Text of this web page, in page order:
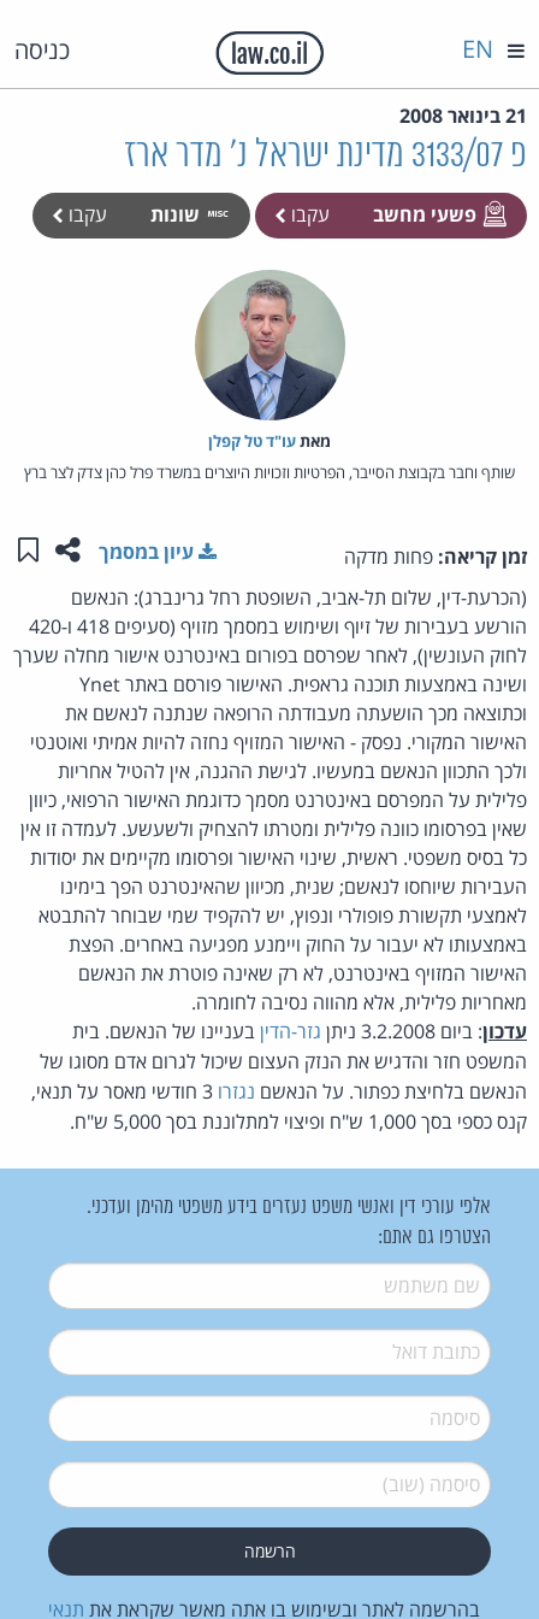
כניסה EN
21 בינואר 2008
פ 3133/07 מדינת ישראל נ' מדר ארז
פשעי מחשב עקבו שונות עקבו
מאת‏עו"ד טל קפלן
שותף וחבר בקבוצת הסייבר, הפרטיות וזכויות היוצרים במשרד פרל כהן צדק לצר ברץ
זמן קריאה: פחות מדקה שתפו
עיון במסמך
(הכרעת-דין, שלום תל-אביב, השופטת רחל גרינברג): הנאשם
הורשע בעבירות של זיוף ושימוש במסמך מזויף (סעיפים 418 ו-420
לחוק העונשין), לאחר שפרסם בפורום באינטרנט אישור מחלה שערך
ושינה באמצעות תוכנה גראפית. האישור פורסם באתר Ynet
וכתוצאה מכך הושעתה מעבודתה הרופאה שנתנה לנאשם את
האישור המקורי. נפסק - האישור המזויף נחזה להיות אמיתי ואוטנטי
ולכך התכוון הנאשם במעשיו. לגישת ההגנה, אין להטיל אחריות
פלילית על המפרסם באינטרנט מסמך כדוגמת האישור הרפואי, כיוון
שאין בפרסומו כוונה פלילית ומטרתו להצחיק ולשעשע. לעמדה זו אין
כל בסיס משפטי. ראשית, שינוי האישור ופרסומו מקיימים את יסודות
העבירות שיוחסו לנאשם; שנית, מכיוון שהאינטרנט הפך בימינו
לאמצעי תקשורת פופולרי ונפוץ, יש להקפיד שמי שבוחר להתבטא
באמצעותו לא יעבור על החוק ויימנע מפגיעה באחרים. הפצת
האישור המזויף באינטרנט, לא רק שאינה פוטרת את הנאשם
מאחריות פלילית, אלא מהווה נסיבה לחומרה.
עדכון: ביום 3.2.2008 ניתן גזר-הדיןבעניינו של הנאשם. בית
המשפט חזר והדגיש את הנזק העצום שיכול לגרום אדם מסוגו של
הנאשם בלחיצת כפתור. על הנאשם נגזרו
3 חודשי מאסר על תנאי,
קנס כספי בסך 1,000 ש"ח ופיצוי למתלוננת בסך 5,000 ש"ח.
אלפי עורכי דין ואנשי משפט נעזרים בידע משפטי מהימן ועדכני.
הצטרפו גם אתם:
שם משתמש*
דואל*
סיסמה*
סיסמה (שוב)*
בהרשמה לאתר ובשימוש בו אתה מאשר שקראת את תנאי